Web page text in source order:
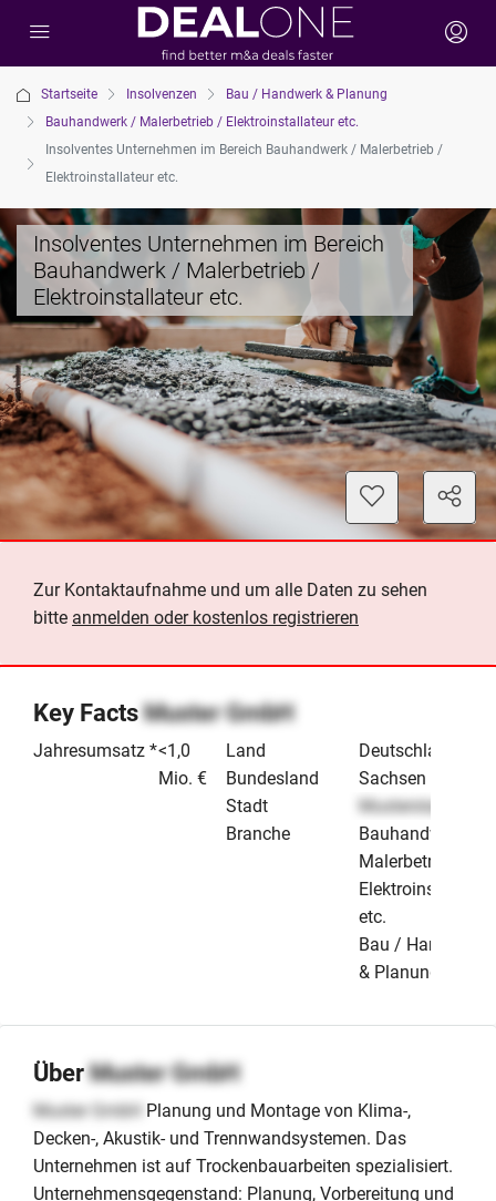
Startseite Insolvenzen
Bau / Handwerk & Planung
Bauhandwerk / Malerbetrieb / Elektroinstallateur etc.
Insolventes Unternehmen im Bereich Bauhandwerk / Malerbetrieb /
Elektroinstallateur etc.
Insolventes Unternehmen im Bereich
Bauhandwerk / Malerbetrieb /
Elektroinstallateur etc.
Zur Kontaktaufnahme und um alle Daten zu sehen
bitte anmelden oder kostenlos registrieren
Key FactsMuster GmbH
Jahresumsatz *<1,0
Mio. €
Land
Deutschland
Bundesland
Sachsen
Stadt
Musterstadt
Branche
Bauhandwerk /
Malerbetrieb /
etc.
Bau / Handwerk
& Planung
ÜberMuster GmbH
Muster GmbH Planung und Montage von Klima-,
Decken-, Akustik- und Trennwandsystemen. Das
Unternehmen ist auf Trockenbauarbeiten spezialisiert.
Unternehmensgegenstand: Planung, Vorbereitung und